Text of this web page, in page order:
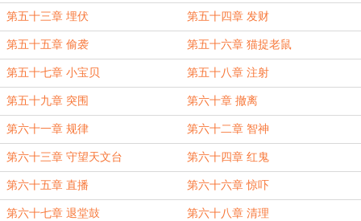
第五十三章 埋伏 第五十四章 发财
第五十五章 偷袭 第五十六章 猫捉老鼠
第五十七章 小宝贝 第五十八章 注射
第五十九章 突围 第六十章 撤离
第六十一章 规律 第六十二章 智神
第六十三章 守望天文台 第六十四章 红鬼
第六十五章 直播 第六十六章 惊吓
第六十七章 退堂鼓 第六十八章 清理